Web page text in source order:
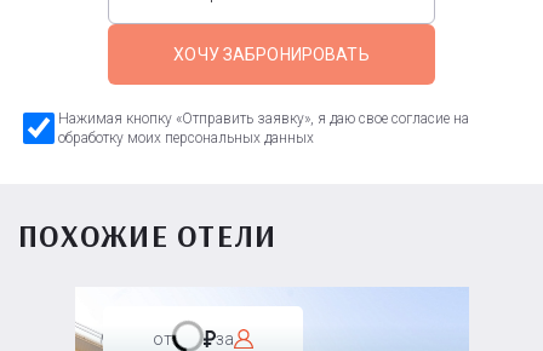
ХОЧУ ЗАБРОНИРОВАТЬ
Нажимая кнопку «Отправить заявку», я даю свое согласие на
обработку моих персональных данных
ПОХОЖИЕ ОТЕЛИ
от за